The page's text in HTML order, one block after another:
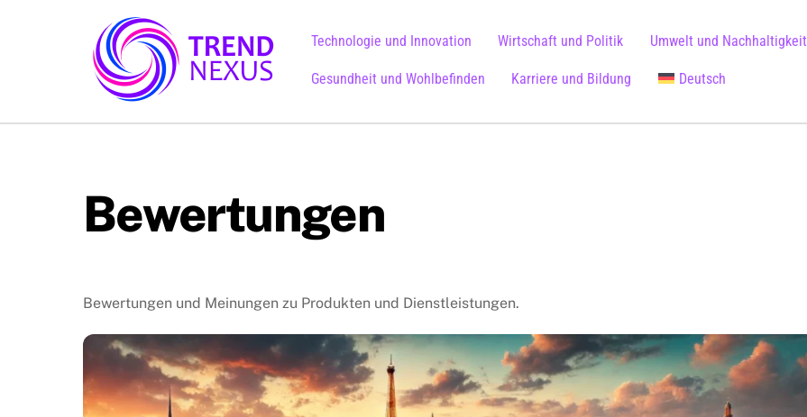
Technologie und Innovation Wirtschaft und Politik Umwelt und Nachhaltigkeit
Gesundheit und Wohlbefinden Karriere und Bildung Deutsch
Bewertungen
Bewertungen und Meinungen zu Produkten und Dienstleistungen.